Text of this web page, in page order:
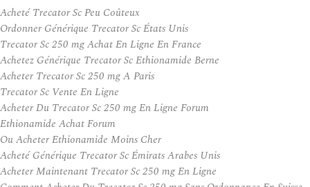
Acheté Trecator Sc Peu Coûteux
Ordonner Générique Trecator Sc États Unis
Trecator Sc 250 mg Achat En Ligne En France
Achetez Générique Trecator Sc Ethionamide Berne
Acheter Trecator Sc 250 mg A Paris
Trecator Sc Vente En Ligne
Acheter Du Trecator Sc 250 mg En Ligne Forum
Ethionamide Achat Forum
Ou Acheter Ethionamide Moins Cher
Acheté Générique Trecator Sc Émirats Arabes Unis
Acheter Maintenant Trecator Sc 250 mg En Ligne